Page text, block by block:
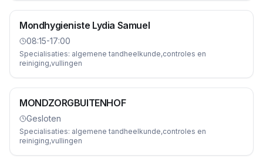
Mondhygieniste Lydia Samuel
08:15-17:00
Specialisaties: algemene tandheelkunde,controles en
reiniging,vullingen
MONDZORGBUITENHOF
Gesloten
Specialisaties: algemene tandheelkunde,controles en
reiniging,vullingen